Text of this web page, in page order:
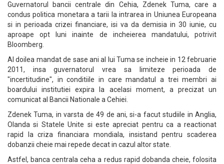
Guvernatorul bancii centrale din Cehia, Zdenek Tuma, care a
condus politica monetara a tarii la intrarea in Uniunea Europeana
si in perioada crizei financiare, isi va da demisia in 30 iunie, cu
aproape opt luni inainte de incheierea mandatului, potrivit
Bloomberg.
Al doilea mandat de sase ani al lui Tuma se incheie in 12 februarie
2011, insa guvernatorul vrea sa limiteze perioada de
"incertitudine", in conditiile in care mandatul a trei membri ai
boardului institutiei expira la acelasi moment, a precizat un
comunicat al Bancii Nationale a Cehiei.
Zdenek Tuma, in varsta de 49 de ani, si-a facut studiile in Anglia,
Olanda si Statele Unite si este apreciat pentru ca a reactionat
rapid la criza financiara mondiala, insistand pentru scaderea
dobanzii cheie mai repede decat in cazul altor state.
Astfel, banca centrala ceha a redus rapid dobanda cheie, folosita